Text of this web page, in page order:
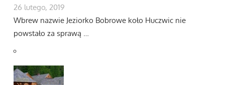
26 lutego, 2019
Wbrew nazwie Jeziorko Bobrowe koło Huczwic nie
powstało za sprawą …